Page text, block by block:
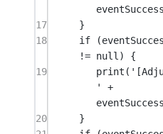
17
}
18
if
!= null ) {
19
print (
'
+
20
}